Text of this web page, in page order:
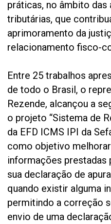
práticas, no âmbito
tributárias, que
aprimoramento da
relacionamento fisco-
Entre 25 trabalhos
de todo o Brasil, o
Rezende, alcançou a
o projeto “Sistema de
da EFD ICMS IPI da
como objetivo
informações
sua declaração de
quando existir alguma
permitindo a correção
envio de uma